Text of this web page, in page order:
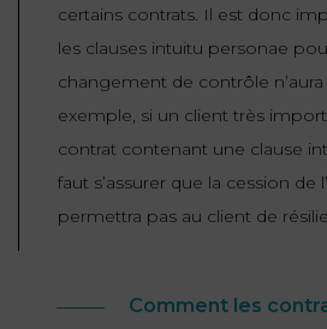
certains contrats. Il est donc
les clauses intuitu personae
changement de contrôle n’aura
exemple, si un client très
contrat contenant une clause
faut s’assurer que la cession de
permettra pas au client de
Comment les